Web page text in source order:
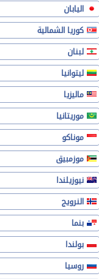
اليابان
كوريا الشمالية
لبنان
ليتوانيا
ماليزيا
موريتانيا
موناكو
موزمبيق
نيوزيلندا
النرويج
بنما
بولندا
روسيا